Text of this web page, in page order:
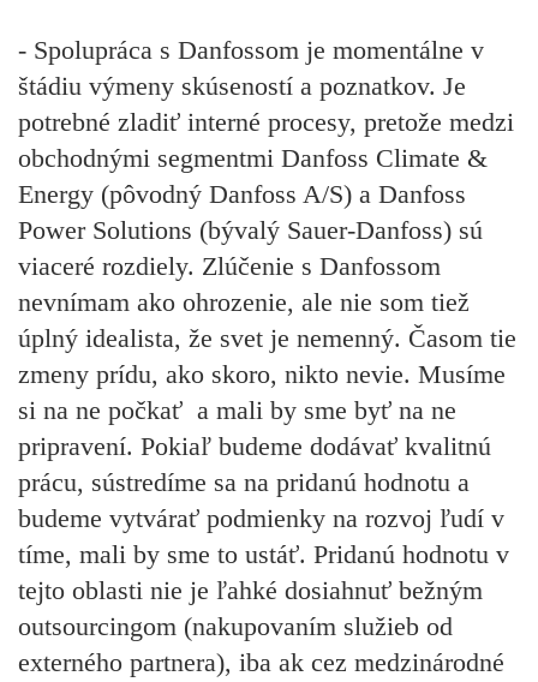
- Spolupráca s Danfossom je momentálne v
štádiu výmeny skúseností a poznatkov. Je
potrebné zladiť interné procesy, pretože medzi
obchodnými segmentmi Danfoss Climate &
Energy (pôvodný Danfoss A/S) a Danfoss
Power Solutions (bývalý Sauer-Danfoss) sú
viaceré rozdiely. Zlúčenie s Danfossom
nevnímam ako ohrozenie, ale nie som tiež
úplný idealista, že svet je nemenný. Časom tie
zmeny prídu, ako skoro, nikto nevie. Musíme
si na ne počkať a mali by sme byť na ne
pripravení. Pokiaľ budeme dodávať kvalitnú
prácu, sústredíme sa na pridanú hodnotu a
budeme vytvárať podmienky na rozvoj ľudí v
tíme, mali by sme to ustáť. Pridanú hodnotu v
tejto oblasti nie je ľahké dosiahnuť bežným
outsourcingom (nakupovaním služieb od
externého partnera), iba ak cez medzinárodné